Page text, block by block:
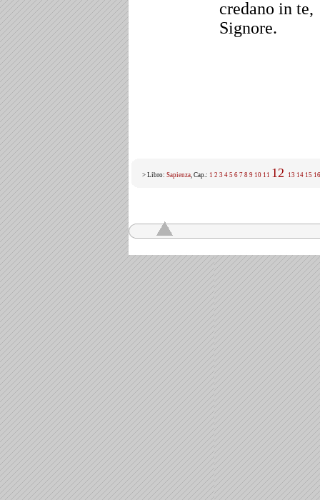
credano in te,
Signore.
> Libro: Sapienza, Cap.: 1 2 3 4 5 6 7 8 9 10 11 12 13 14 15 16